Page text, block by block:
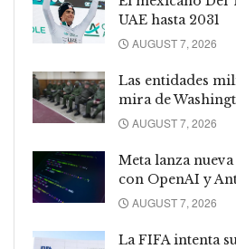
UAE hasta 2031
AUGUST 7, 2026
Las entidades
mira de
AUGUST 7, 2026
Meta lanza
con OpenAI y
AUGUST 7, 2026
La FIFA intenta